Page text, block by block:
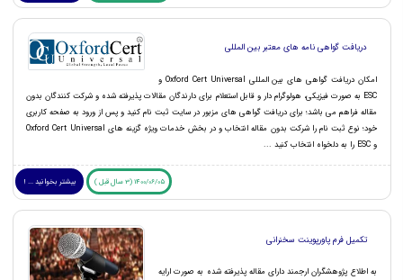
دریافت گواهی نامه های معتبر بین المللی
امکان دریافت گواهی های بین المللی Oxford Cert Universal و
ESC به صورت فیزیکی، هولوگرام دار و قابل استعلام برای دارندگان مقالات پذیرفته شده و شرکت کنندگان بدون
مقاله فراهم می باشد؛ برای دریافت گواهی های مزبور در سایت ثبت نام کنید و پس از ورود به صفحه کاربری
خود؛ نوع ثبت نام را شرکت بدون مقاله انتخاب و در بخش خدمات ویژه گزینه های Oxford Cert Universal
و ESC را به دلخواه انتخاب کنید ...
1400/06/05 (3 سال قبل ) بیشتر بخوانید ... !
تکمیل فرم پاورپوینت سخنرانی
به اطلاع پژوهشگران ارجمند دارای مقاله پذیرفته شده به صورت ارایه